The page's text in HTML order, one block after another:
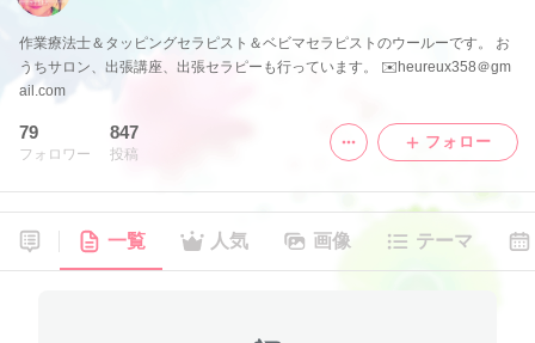
作業療法士＆タッピングセラピスト＆ベビマセラピストのウールーです。 お
うちサロン、出張講座、出張セラピーも行っています。 ✉️heureux358＠gm
ail.com
79
フォロワー
847
投稿
フォロー
一覧 人気 画像 テーマ